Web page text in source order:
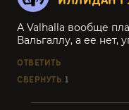
А Valhalla вообще
Вальгаллу, а ее нет,
ОТВЕТИТЬ
СВЕРНУТЬ 1